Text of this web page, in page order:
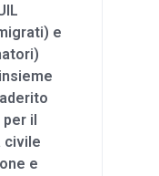
e
il
civile
e